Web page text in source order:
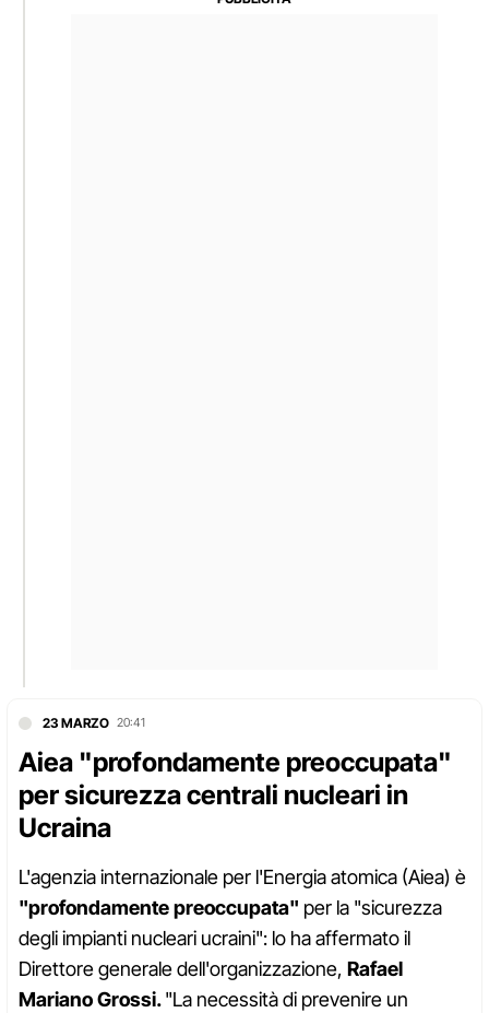
23 MARZO 20:41
Aiea "profondamente preoccupata"
per sicurezza centrali nucleari in
Ucraina
L'agenzia internazionale per l'Energia atomica (Aiea) è
"profondamente preoccupata" per la "sicurezza
degli impianti nucleari ucraini": lo ha affermato il
Direttore generale dell'organizzazione, Rafael
Mariano Grossi."La necessità di prevenire un